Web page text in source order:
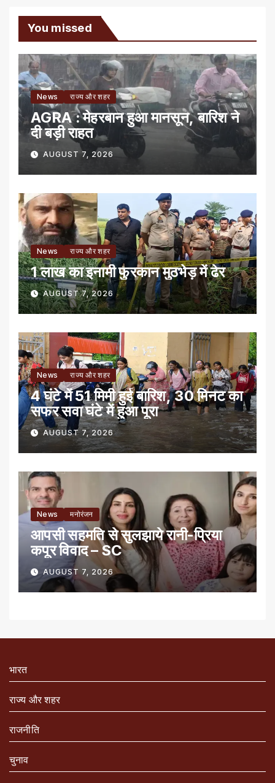
You missed
News राज्य और शहर
AGRA : मेहरबान हुआ मानसून, बारिश ने
दी बड़ी राहत
AUGUST 7, 2026
News राज्य और शहर
1 लाख का इनामी फुरकान मुठभेड़ में ढेर
AUGUST 7, 2026
News राज्य और शहर
4 घंटे में 51 मिमी हुई बारिश, 30 मिनट का
सफर सवा घंटे में हुआ पूरा
AUGUST 7, 2026
News मनोरंजन
आपसी सहमति से सुलझाये रानी-प्रिया
कपूर विवाद – SC
AUGUST 7, 2026
भारत
राज्य और शहर
राजनीति
चुनाव